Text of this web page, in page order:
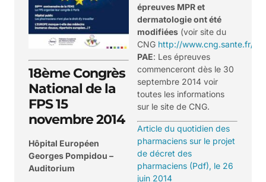
18ème Congrès
National de la
FPS 15
novembre 2014
Hôpital Européen
Georges Pompidou –
Auditorium
épreuves MPR et
dermatologie ont été
modifiées (voir site du
CNG http://www.cng.sante.fr/
PAE: Les épreuves
commenceront dès le 30
septembre 2014 voir
toutes les informations
sur le site de CNG.
Article du quotidien des
pharmaciens sur le projet
de décret des
pharmaciens (Pdf), le 26
juin 2014